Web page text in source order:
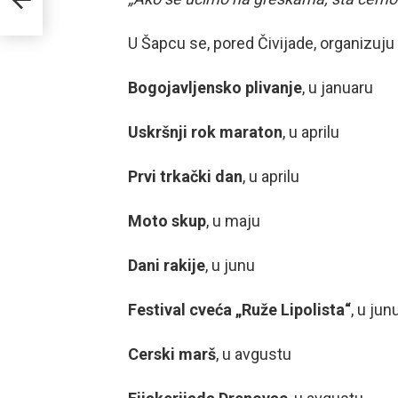
U Šapcu se, pored Čivijade,
Bogojavljensko plivanje, u januaru
Uskršnji rok maraton, u aprilu
Prvi trkački dan, u aprilu
Moto skup, u maju
Dani rakije, u junu
Festival cveća „Ruže Lipolista“, u
Cerski marš, u avgustu